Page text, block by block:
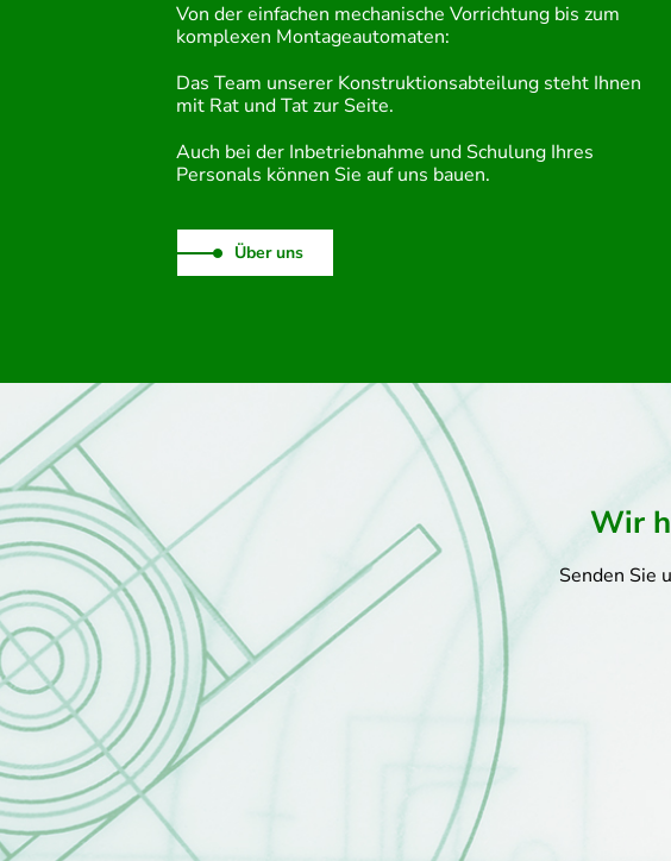
Von der einfachen mechanische Vorrichtung bis zum
komplexen Montageautomaten:
Das Team unserer Konstruktionsabteilung steht Ihnen
mit Rat und Tat zur Seite.
Auch bei der Inbetriebnahme und Schulung Ihres
Personals können Sie auf uns bauen.
Über uns
Wir
Senden Sie